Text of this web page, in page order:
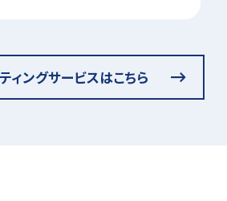
ィングサービスはこちら